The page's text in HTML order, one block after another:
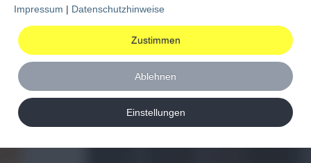
Impressum | Datenschutzhinweise
Zustimmen
Ablehnen
Einstellungen